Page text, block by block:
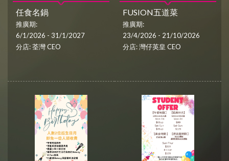
任食名鍋
推廣期:
6/1/2026 - 31/1/2027
分店: 荃灣 CEO
FUSION五道菜
推廣期:
23/4/2026 - 21/10/2026
分店: 灣仔英皇 CEO